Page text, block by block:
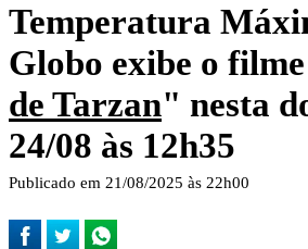
Temperatura
Globo exibe o
de Tarzan" nesta
24/08 às 12h35
Publicado em 21/08/2025 às 22h00